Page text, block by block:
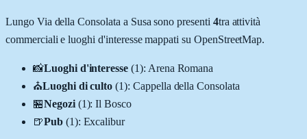
Lungo Via della Consolata a Susa sono presenti 4tra attività
commerciali e luoghi d'interesse mappati su OpenStreetMap.
📸Luoghi d'interesse (1): Arena Romana
⛪Luoghi di culto (1): Cappella della Consolata
🏪Negozi (1):Il Bosco
🍺Pub (1): Excalibur